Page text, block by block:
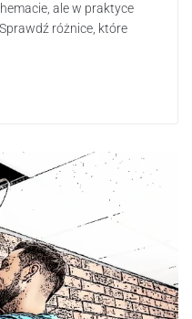
ale w praktyce
różnice, które